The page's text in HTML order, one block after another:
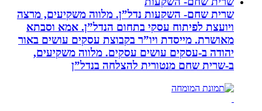
שרית שחם- השקעות נדל”ן. מלווה משקיעים, מרצה
ויועצת לפיתוח עסקי בתחום הנדל”ן. אמא וסבתא
מאושרת. ‏מייסדת ויו”ר בקבוצת עסקים עושים באור
יהודה‏ ב-‏עסקים עושים עסקים‏. ‏מלווה משקיעים,
ב-‏שרית שחם מנטורית להצלחה בנדל”ן‏